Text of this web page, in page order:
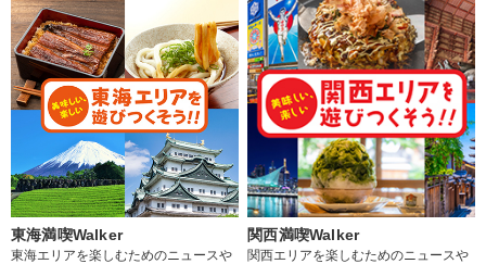
東海満喫Walker
東海エリアを楽しむためのニュースや
関西満喫Walker
関西エリアを楽しむためのニュースや